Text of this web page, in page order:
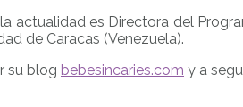
actualidad es Directora del
de Caracas (Venezuela).
su blog bebesincaries.com y a